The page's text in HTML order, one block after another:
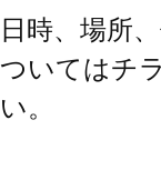
日時、場所
ついてはチ
い。